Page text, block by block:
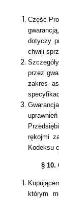
Część
dotyczy
chwili
przez
zakres
rękojmi
Kodeksu
§ 10.
którym